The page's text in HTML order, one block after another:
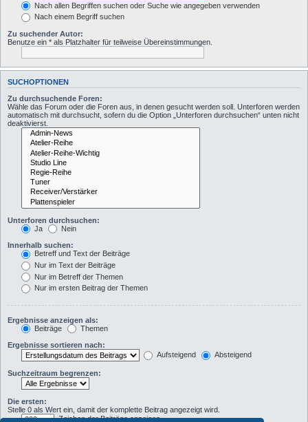
Nach allen Begriffen suchen oder Suche wie angegeben verwenden
Nach einem Begriff suchen
Zu suchender Autor:
Benutze ein * als Platzhalter für teilweise Übereinstimmungen.
SUCHOPTIONEN
Zu durchsuchende Foren:
Wähle das Forum oder die Foren aus, in denen gesucht werden soll. Unterforen werden
automatisch mit durchsucht, sofern du die Option „Unterforen durchsuchen“ unten nicht
deaktivierst.
Unterforen durchsuchen:
Ja
Nein
Innerhalb suchen:
Betreff und Text der Beiträge
Nur im Text der Beiträge
Nur im Betreff der Themen
Nur im ersten Beitrag der Themen
Ergebnisse anzeigen als:
Beiträge
Themen
Ergebnisse sortieren nach:
Aufsteigend
Absteigend
Suchzeitraum begrenzen:
Die ersten:
Stelle 0 als Wert ein, damit der komplette Beitrag angezeigt wird.
Zeichen der Beiträge anzeigen